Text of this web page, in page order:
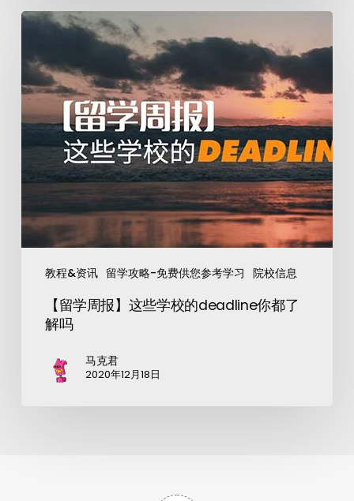
教程&资讯 留学攻略-免费供您参考学习 院校信息
【留学周报】这些学校的deadline你都了
解吗
马克君
2020年12月18日